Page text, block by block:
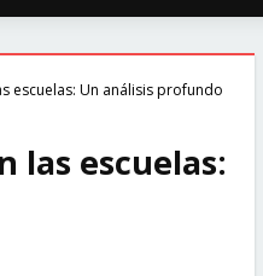
escuelas: Un análisis profundo
las escuelas: